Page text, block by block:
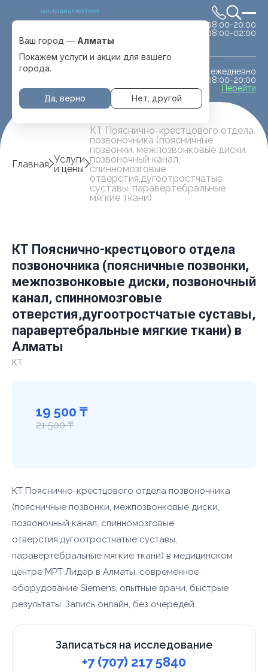
центр диагностики
Выбрать город
с. Отеген батыра
сб-вс 08:00-20:00
08:00-02:00
ежедневно
08:00-20:00
Перейти
Ваш город — Алматы
Покажем услуги и акции для вашего
города.
Да, верно Нет, другой
Главная Услуги
и цены
КТ Пояснично-крестцового отдела
позвоночника (поясничные
позвонки, межпозвонковые диски,
позвоночный канал,
спинномозговые
отверстия,дугоотростчатые
суставы, паравертебральные
мягкие ткани)
КТ Пояснично-крестцового отдела
позвоночника (поясничные позвонки,
межпозвонковые диски, позвоночный
канал, спинномозговые
отверстия,дугоотростчатые суставы,
паравертебральные мягкие ткани) в
Алматы
КТ
19 500 ₸
21 500 ₸
КТ Пояснично-крестцового отдела позвоночника
(поясничные позвонки, межпозвонковые диски,
позвоночный канал, спинномозговые
отверстия,дугоотростчатые суставы,
паравертебральные мягкие ткани) в медицинском
центре МРТ Лидер в Алматы. современное
оборудование Siemens, опытные врачи, быстрые
результаты. Запись онлайн, без очередей.
Записаться на исследование
+7 (707) 217 5840